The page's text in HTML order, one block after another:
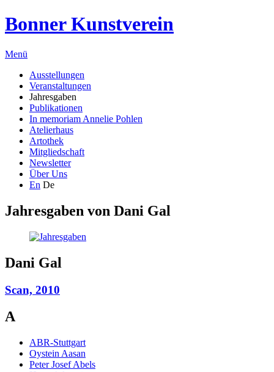
Bonner Kunstverein
Menü
Ausstellungen
Veranstaltungen
Jahresgaben
Publikationen
In memoriam Annelie Pohlen
Atelierhaus
Artothek
Mitgliedschaft
Newsletter
Über Uns
En De
Jahresgaben von Dani Gal
Dani Gal
Scan, 2010
A
ABR-Stuttgart
Oystein Aasan
Peter Josef Abels